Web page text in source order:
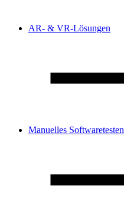
AR- & VR-Lösungen
Manuelles Softwaretesten